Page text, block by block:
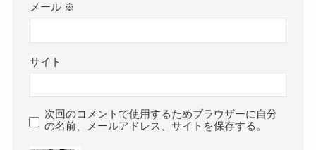
メール ※
サイト
次回のコメントで使用するためブラウザーに自分
の名前、メールアドレス、サイトを保存する。